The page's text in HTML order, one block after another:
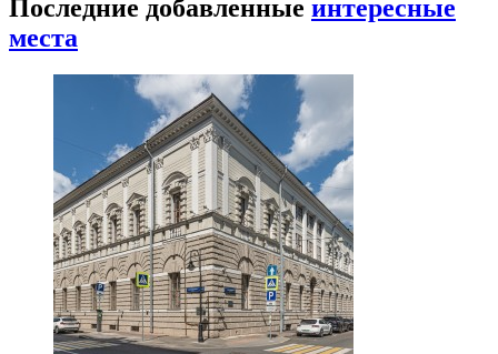
Последние добавленные интересные
места